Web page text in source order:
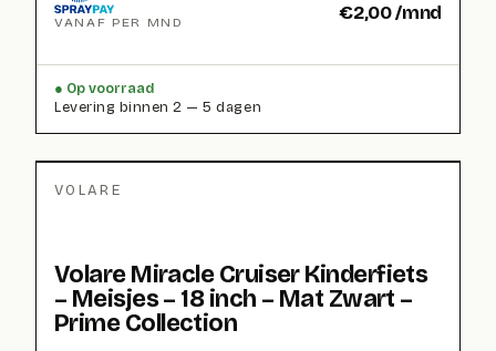
VANAF PER MND €2,00/mnd
Op voorraad
Levering binnen 2 — 5 dagen
VOLARE
Volare Miracle Cruiser Kinderfiets
– Meisjes – 18 inch – Mat Zwart –
Prime Collection